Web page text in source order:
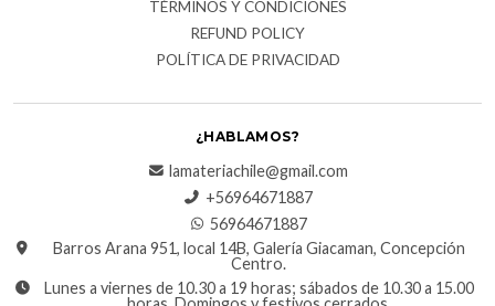
TÉRMINOS Y CONDICIONES
REFUND POLICY
POLÍTICA DE PRIVACIDAD
¿HABLAMOS?
lamateriachile@gmail.com
+56964671887
56964671887
Barros Arana 951, local 14B, Galería Giacaman, Concepción
Centro.
Lunes a viernes de 10.30 a 19 horas; sábados de 10.30 a 15.00